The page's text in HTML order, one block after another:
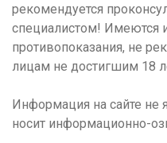
рекомендуется
специалистом! Имеются
противопоказания, не
лицам не достигшим 18
Информация на сайте не
носит информационно-